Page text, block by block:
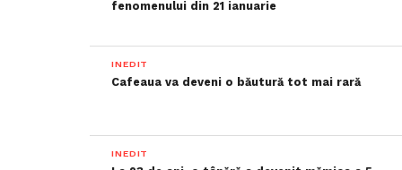
fenomenului din 21 ianuarie
INEDIT
Cafeaua va deveni o băutură tot mai rară
INEDIT